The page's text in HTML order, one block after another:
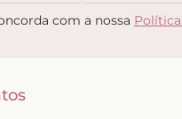
com a nossa